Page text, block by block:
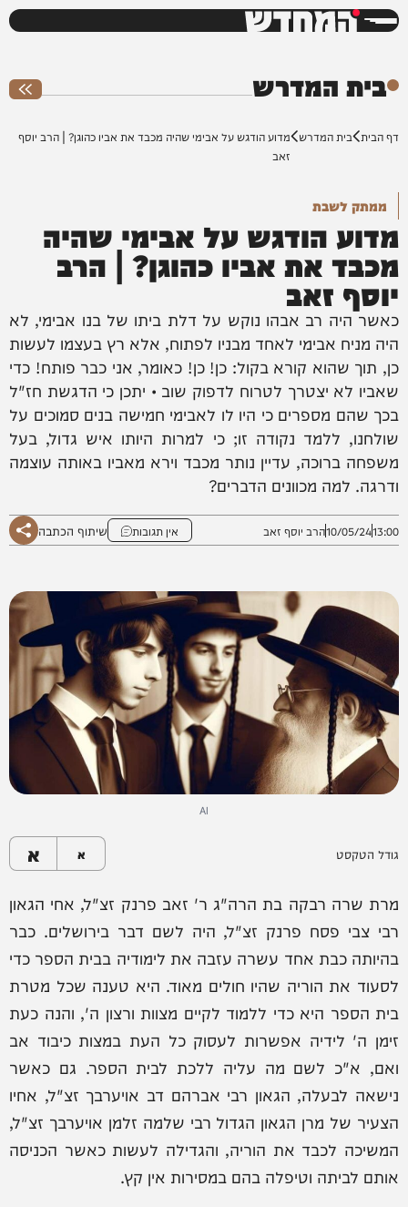
המחדש
בית המדרש
דף הבית בית המדרש מדוע הודגש על אבימי שהיה מכבד את אביו כהוגן? | הרב יוסף
זאב
ממתק לשבת
מדוע הודגש על אבימי שהיה
מכבד את אביו כהוגן? | הרב
יוסף זאב
כאשר היה רב אבהו נוקש על דלת ביתו של בנו אבימי, לא
היה מניח אבימי לאחד מבניו לפתוח, אלא רץ בעצמו לעשות
כן, תוך שהוא קורא בקול: כן! כן! כאומר, אני כבר פותח! כדי
שאביו לא יצטרך לטרוח לדפוק שוב • יתכן כי הדגשת חז"ל
בכך שהם מספרים כי היו לו לאבימי חמישה בנים סמוכים על
שולחנו, ללמד נקודה זו; כי למרות היותו איש גדול, בעל
משפחה ברוכה, עדיין נותר מכבד וירא מאביו באותה עוצמה
ודרגה. למה מכוונים הדברים?
13:00
10/05/24הרב יוסף זאב אין תגובות שיתוף הכתבה
AI
גודל הטקסט א א
מרת שרה רבקה בת הרה"ג ר' זאב פרנק זצ"ל, אחי הגאון
רבי צבי פסח פרנק זצ"ל, היה לשם דבר בירושלים. כבר
בהיותה כבת אחד עשרה עזבה את לימודיה בבית הספר כדי
לסעוד את הוריה שהיו חולים מאוד. היא טענה שכל מטרת
בית הספר היא כדי ללמוד לקיים מצוות ורצון ה', והנה כעת
זימן ה' לידיה אפשרות לעסוק כל העת במצות כיבוד אב
ואם, א"כ לשם מה עליה ללכת לבית הספר. גם כאשר
נישאה לבעלה, הגאון רבי אברהם דב אויערבך זצ"ל, אחיו
הצעיר של מרן הגאון הגדול רבי שלמה זלמן אויערבך זצ"ל,
המשיכה לכבד את הוריה, והגדילה לעשות כאשר הכניסה
אותם לביתה וטיפלה בהם במסירות אין קץ.